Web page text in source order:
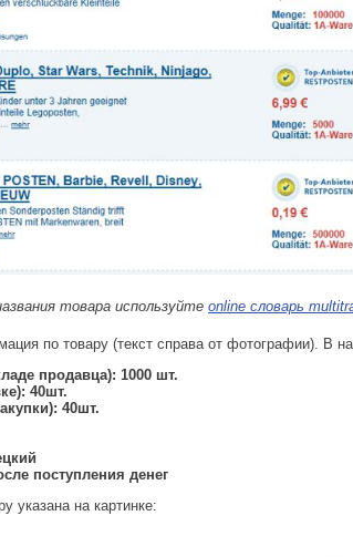
товара используйте online словарь
по товару (текст справа от фотографии). В
продавца): 1000 шт.
40шт.
40шт.
поступления денег
указана на картинке: